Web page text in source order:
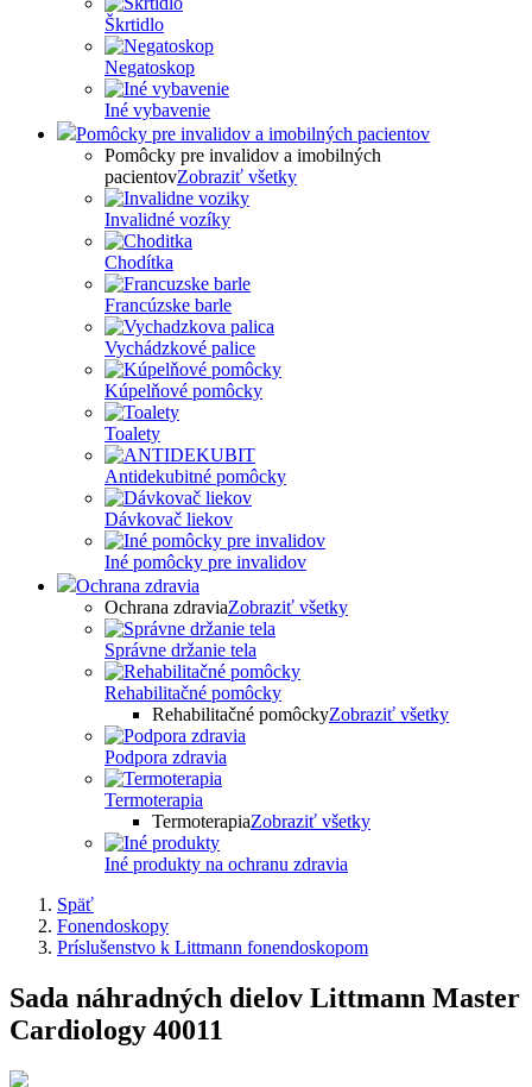
Škrtidlo
Negatoskop
Iné vybavenie
Pomôcky pre invalidov a imobilných pacientov
Pomôcky pre invalidov a imobilných
pacientovZobraziť všetky
Invalidné vozíky
Chodítka
Francúzske barle
Vychádzkové palice
Kúpelňové pomôcky
Toalety
Antidekubitné pomôcky
Dávkovač liekov
Iné pomôcky pre invalidov
Ochrana zdravia
Ochrana zdraviaZobraziť všetky
Správne držanie tela
Rehabilitačné pomôcky
Rehabilitačné pomôckyZobraziť všetky
Podpora zdravia
Termoterapia
TermoterapiaZobraziť všetky
Iné produkty na ochranu zdravia
Späť
Fonendoskopy
Príslušenstvo k Littmann fonendoskopom
Sada náhradných dielov Littmann Master
Cardiology 40011